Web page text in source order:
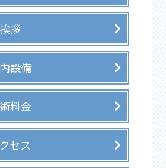
拶
設備
料金
セス